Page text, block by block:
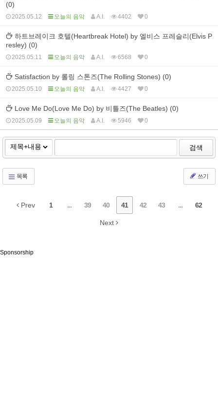
(0)
2025.05.12 오늘의 음악 A.I. 4402 0
하트브레이크 호텔(Heartbreak Hotel) by 엘비스 프레슬리(Elvis P
resley) (0)
2025.05.11 오늘의 음악 A.I. 6568 0
Satisfaction by 롤링 스톤즈(The Rolling Stones) (0)
2025.05.10 오늘의 음악 A.I. 4427 0
Love Me Do(Love Me Do) by 비틀즈(The Beatles) (0)
2025.05.09 오늘의 음악 A.I. 5946 0
검색
목록 쓰기
Prev 1 ... 39 40 41 42 43 ... 62
Next
Sponsorship